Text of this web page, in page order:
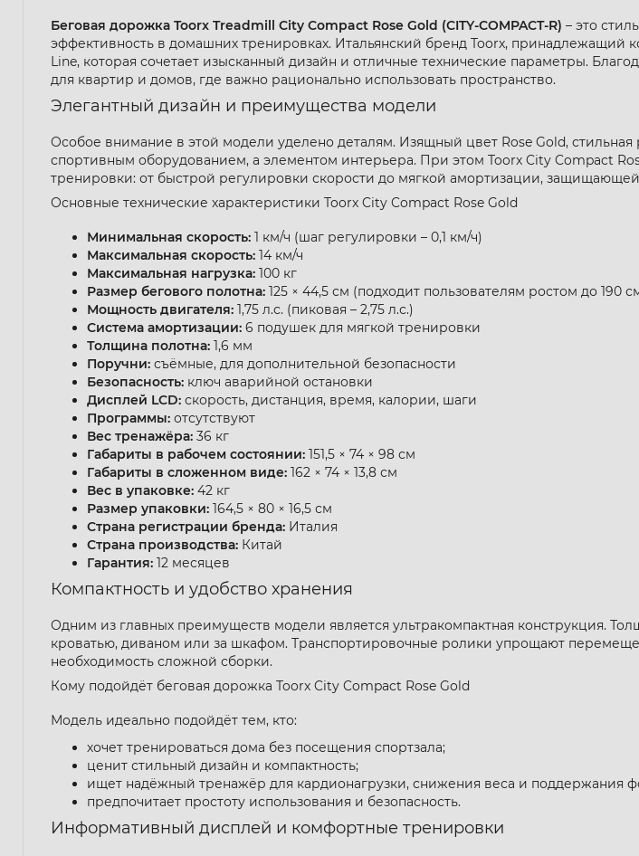
Беговая дорожка Toorx Treadmill City Compact Rose Gold (CITY-COMPACT-R) – это
эффективность в домашних тренировках. Итальянский бренд Toorx, принадлежащий
Line, которая сочетает изысканный дизайн и отличные технические параметры.
для квартир и домов, где важно рационально использовать пространство.
Элегантный дизайн и преимущества модели
Особое внимание в этой модели уделено деталям. Изящный цвет Rose Gold,
спортивным оборудованием, а элементом интерьера. При этом Toorx City Compact
тренировки: от быстрой регулировки скорости до мягкой амортизации, защищающей
Основные технические характеристики Toorx City Compact Rose Gold
Минимальная скорость: 1 км/ч (шаг регулировки – 0,1 км/ч)
Максимальная скорость: 14 км/ч
Максимальная нагрузка: 100 кг
Размер бегового полотна: 125 × 44,5 см (подходит пользователям ростом до 190
Мощность двигателя: 1,75 л.с. (пиковая – 2,75 л.с.)
Система амортизации: 6 подушек для мягкой тренировки
Толщина полотна: 1,6 мм
Поручни: съёмные, для дополнительной безопасности
Безопасность: ключ аварийной остановки
Дисплей LCD: скорость, дистанция, время, калории, шаги
Программы: отсутствуют
Вес тренажёра: 36 кг
Габариты в рабочем состоянии: 151,5 × 74 × 98 см
Габариты в сложенном виде: 162 × 74 × 13,8 см
Вес в упаковке: 42 кг
Размер упаковки: 164,5 × 80 × 16,5 см
Страна регистрации бренда: Италия
Страна производства: Китай
Гарантия: 12 месяцев
Компактность и удобство хранения
Одним из главных преимуществ модели является ультракомпактная конструкция.
кроватью, диваном или за шкафом. Транспортировочные ролики упрощают
необходимость сложной сборки.
Кому подойдёт беговая дорожка Toorx City Compact Rose Gold
Модель идеально подойдёт тем, кто:
хочет тренироваться дома без посещения спортзала;
ценит стильный дизайн и компактность;
ищет надёжный тренажёр для кардионагрузки, снижения веса и поддержания
предпочитает простоту использования и безопасность.
Информативный дисплей и комфортные тренировки